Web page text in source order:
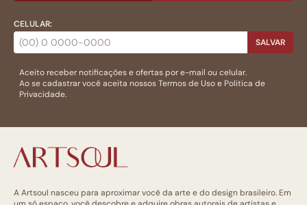
CELULAR:
SALVAR
Aceito receber notificações e ofertas por e-mail ou celular.
Ao se cadastrar você aceita nossosTermos de Usoe Politica de
Privacidade.
A Artsoul nasceu para aproximar você da arte e do design brasileiro. Em